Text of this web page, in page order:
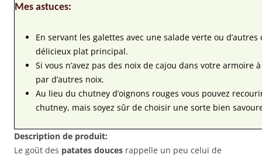
Mes astuces:
En servant les galettes avec une salade verte ou
délicieux plat principal.
Si vous n’avez pas des noix de cajou dans votre armoire
par d’autres noix.
Au lieu du chutney d’oignons rouges vous pouvez
chutney, mais soyez sûr de choisir une sorte bien
Description de produit:
Le goût des patates douces rappelle un peu celui de